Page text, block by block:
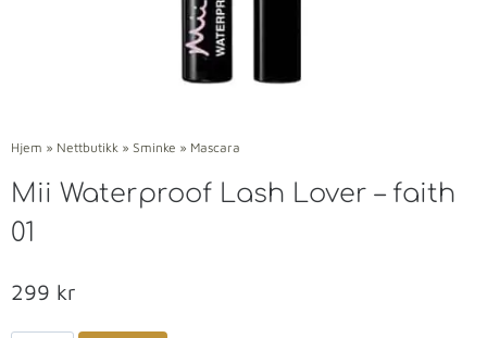
Hjem » Nettbutikk » Sminke » Mascara
Mii Waterproof Lash Lover – faith
01
299 kr